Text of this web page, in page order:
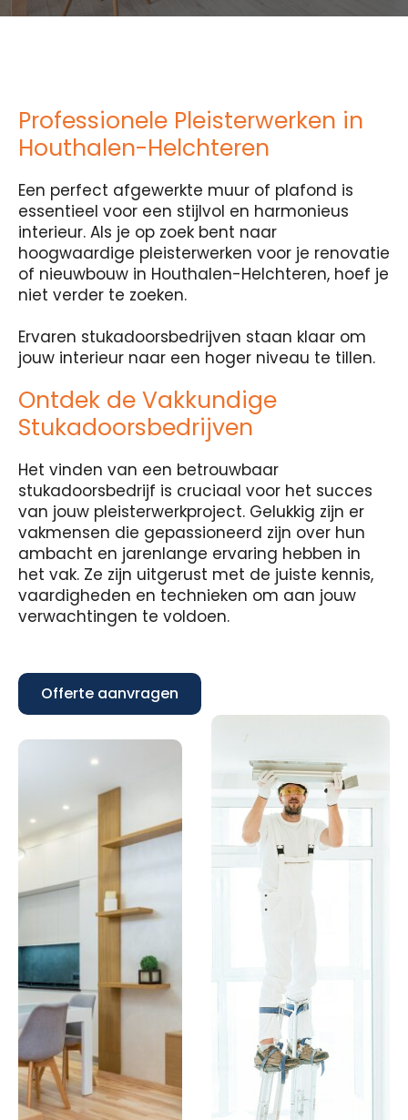
Professionele Pleisterwerken in
Houthalen-Helchteren
Een perfect afgewerkte muur of plafond is
essentieel voor een stijlvol en harmonieus
interieur. Als je op zoek bent naar
hoogwaardige pleisterwerken voor je renovatie
of nieuwbouw in Houthalen-Helchteren, hoef je
niet verder te zoeken.
Ervaren stukadoorsbedrijven staan klaar om
jouw interieur naar een hoger niveau te tillen.
Ontdek de Vakkundige
Stukadoorsbedrijven
Het vinden van een betrouwbaar
stukadoorsbedrijf is cruciaal voor het succes
van jouw pleisterwerkproject. Gelukkig zijn er
vakmensen die gepassioneerd zijn over hun
ambacht en jarenlange ervaring hebben in
het vak. Ze zijn uitgerust met de juiste kennis,
vaardigheden en technieken om aan jouw
verwachtingen te voldoen.
Offerte aanvragen